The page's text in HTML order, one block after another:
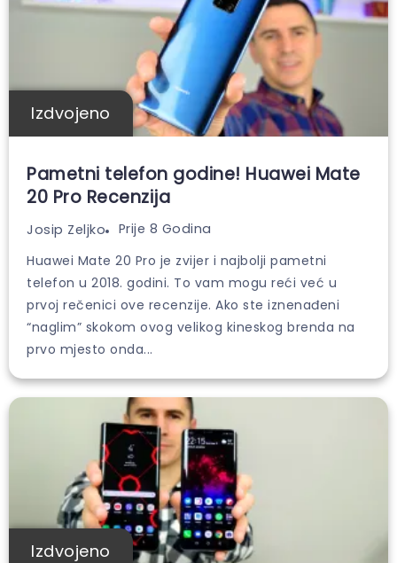
Izdvojeno
Pametni telefon godine! Huawei Mate
20 Pro Recenzija
Josip Zeljko
Prije 8 Godina
Huawei Mate 20 Pro je zvijer i najbolji pametni
telefon u 2018. godini. To vam mogu reći već u
prvoj rečenici ove recenzije. Ako ste iznenađeni
“naglim” skokom ovog velikog kineskog brenda na
prvo mjesto onda...
Izdvojeno